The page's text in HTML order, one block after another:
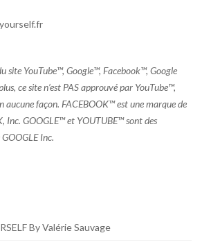
site YouTube™, Google™, Facebook™, Google
ce site n’est PAS approuvé par YouTube™,
aucune façon. FACEBOOK™ est une marque de
Inc. GOOGLE™ et YOUTUBE™ sont des
Inc.
By Valérie Sauvage